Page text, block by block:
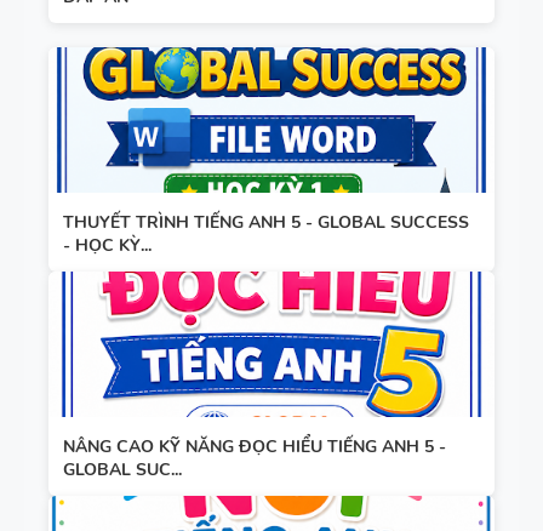
THUYẾT TRÌNH TIẾNG ANH 5 - GLOBAL SUCCESS
- HỌC KỲ...
NÂNG CAO KỸ NĂNG ĐỌC HIỂU TIẾNG ANH 5 -
GLOBAL SUC...